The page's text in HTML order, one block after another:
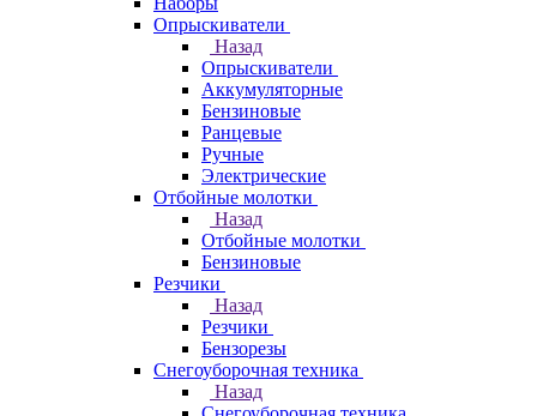
Опрыскиватели
Назад
Опрыскиватели
Аккумуляторные
Бензиновые
Ранцевые
Ручные
Электрические
Отбойные молотки
Назад
Отбойные молотки
Бензиновые
Резчики
Назад
Резчики
Бензорезы
Снегоуборочная техника
Назад